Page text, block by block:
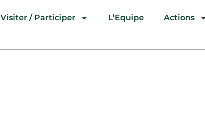
Visiter / Participer L’Equipe Actions